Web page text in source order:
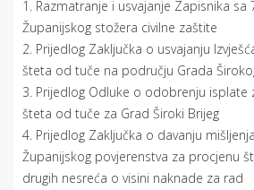
1. Razmatranje i usvajanje Zapisnika sa
Županijskog stožera civilne zaštite
2. Prijedlog Zaključka o usvajanju
šteta od tuče na području Grada
3. Prijedlog Odluke o odobrenju isplate
šteta od tuče za Grad Široki Brijeg
4. Prijedlog Zaključka o davanju
Županijskog povjerenstva za procjenu
drugih nesreća o visini naknade za rad